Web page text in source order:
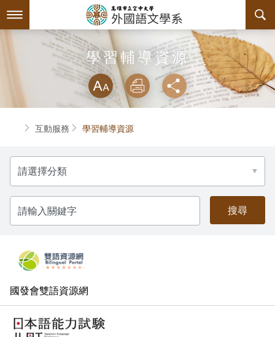
到
要
最新消息
關於本系
系主任介紹
設備支援
連絡系辦
師資陣容
課程規劃
課程資訊
授課大綱
教材資訊
課程地圖
課程地圖主頁
英文組 - 升學及就業方向
互動服務
檔案下載
學習輔導資源
活動花絮
系學會
組織章程
系學會幹部
加入系學會群組
回空大首頁
學習輔導資源
略過字型切
放大
列印 分享
首頁互動服務 學習輔導資源
分
類
請
輸
入
關
國發會雙語資源網